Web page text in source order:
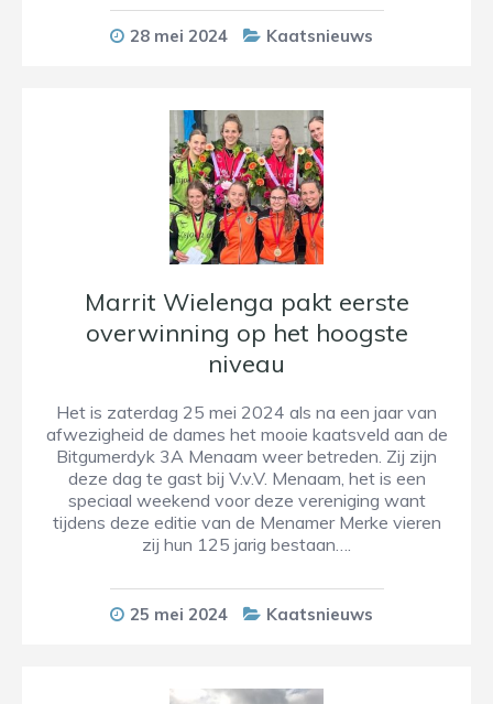
28 mei 2024 Kaatsnieuws
Marrit Wielenga pakt eerste
overwinning op het hoogste
niveau
Het is zaterdag 25 mei 2024 als na een jaar van
afwezigheid de dames het mooie kaatsveld aan de
Bitgumerdyk 3A Menaam weer betreden. Zij zijn
deze dag te gast bij V.v.V. Menaam, het is een
speciaal weekend voor deze vereniging want
tijdens deze editie van de Menamer Merke vieren
zij hun 125 jarig bestaan….
25 mei 2024 Kaatsnieuws